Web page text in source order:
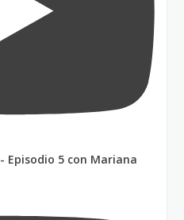
Episodio 5 con Mariana